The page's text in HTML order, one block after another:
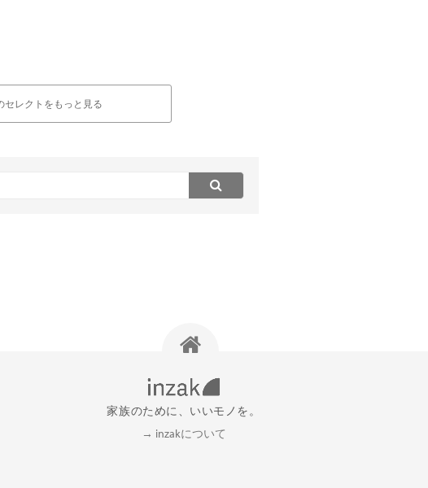
セレクトをもっと見る
家族のために、いいモノを。
→ inzakについて